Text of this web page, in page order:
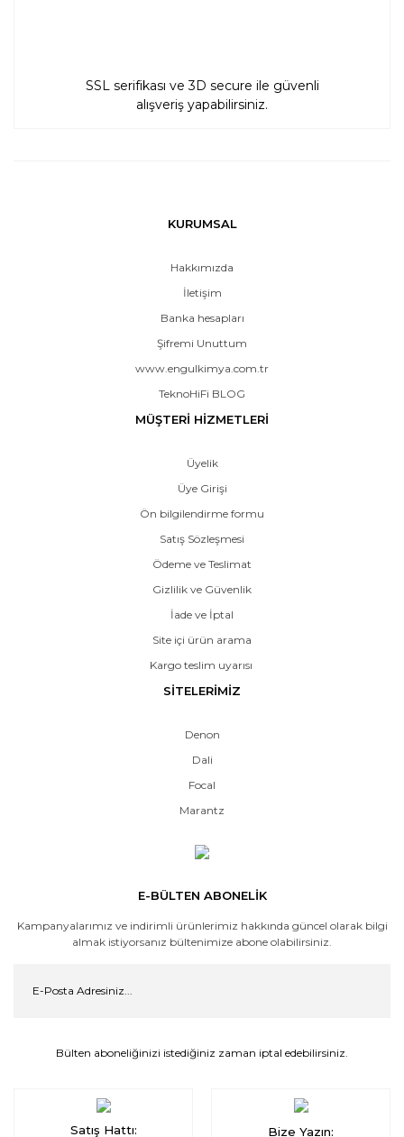
SSL serifikası ve 3D secure ile güvenli
alışveriş yapabilirsiniz.
KURUMSAL
Hakkımızda
İletişim
Banka hesapları
Şifremi Unuttum
www.engulkimya.com.tr
TeknoHiFi BLOG
MÜŞTERİ HİZMETLERİ
Üyelik
Üye Girişi
Ön bilgilendirme formu
Satış Sözleşmesi
Ödeme ve Teslimat
Gizlilik ve Güvenlik
İade ve İptal
Site içi ürün arama
Kargo teslim uyarısı
SİTELERİMİZ
Denon
Dali
Focal
Marantz
E-BÜLTEN ABONELİK
Kampanyalarımız ve indirimli ürünlerimiz hakkında güncel olarak bilgi
almak istiyorsanız bültenimize abone olabilirsiniz.
Bülten aboneliğinizi istediğiniz zaman iptal edebilirsiniz.
Satış Hattı: Bize Yazın: